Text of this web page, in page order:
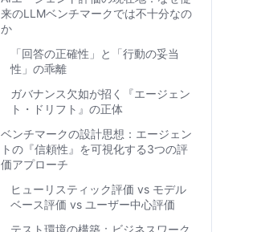
来のLLMベンチマークでは不十分なの
か
「回答の正確性」と「行動の妥当
性」の乖離
ガバナンス欠如が招く『エージェン
ト・ドリフト』の正体
ベンチマークの設計思想：エージェン
トの『信頼性』を可視化する3つの評
価アプローチ
ヒューリスティック評価 vs モデル
ベース評価 vs ユーザー中心評価
テスト環境の構築：ビジネスワーク